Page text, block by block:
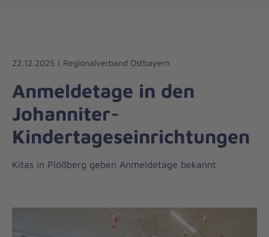
Liebe
Leben
22.12.2025 | Regionalverband Ostbayern
Anmeldetage in den
Johanniter-
Kindertageseinrichtungen
Kitas in Plößberg geben Anmeldetage bekannt